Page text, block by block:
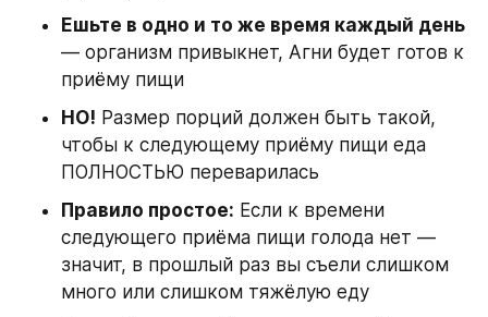
Ешьте в одно и то же время каждый день
— организм привыкнет, Агни будет готов к
приёму пищи
НО! Размер порций должен быть такой,
чтобы к следующему приёму пищи еда
ПОЛНОСТЬЮ переварилась
Правило простое: Если к времени
следующего приёма пищи голода нет —
значит, в прошлый раз вы съели слишком
много или слишком тяжёлую еду